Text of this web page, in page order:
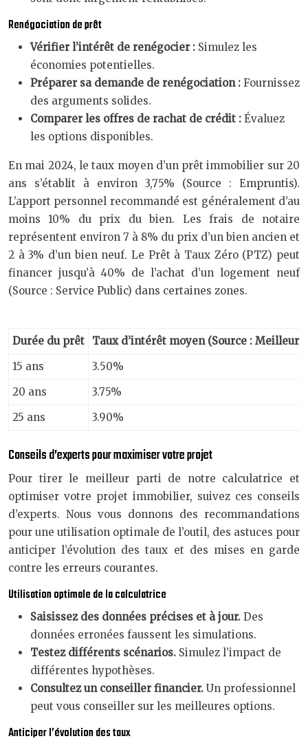
Renégociation de prêt
Vérifier l’intérêt de renégocier : Simulez les
économies potentielles.
Préparer sa demande de renégociation : Fournissez
des arguments solides.
Comparer les offres de rachat de crédit : Évaluez
les options disponibles.
En mai 2024, le taux moyen d’un prêt immobilier sur 20
ans s’établit à environ 3,75% (Source : Empruntis).
L’apport personnel recommandé est généralement d’au
moins 10% du prix du bien. Les frais de notaire
représentent environ 7 à 8% du prix d’un bien ancien et
2 à 3% d’un bien neuf. Le Prêt à Taux Zéro (PTZ) peut
financer jusqu’à 40% de l’achat d’un logement neuf
(Source : Service Public) dans certaines zones.
Durée du prêt
Taux d’intérêt moyen (Source :
15 ans
3.50%
20 ans
3.75%
25 ans
3.90%
Conseils d’experts pour maximiser votre projet
Pour tirer le meilleur parti de notre calculatrice et
optimiser votre projet immobilier, suivez ces conseils
d’experts. Nous vous donnons des recommandations
pour une utilisation optimale de l’outil, des astuces pour
anticiper l’évolution des taux et des mises en garde
contre les erreurs courantes.
Utilisation optimale de la calculatrice
Saisissez des données précises et à jour. Des
données erronées faussent les simulations.
Testez différents scénarios. Simulez l’impact de
différentes hypothèses.
Consultez un conseiller financier. Un professionnel
peut vous conseiller sur les meilleures options.
Anticiper l’évolution des taux